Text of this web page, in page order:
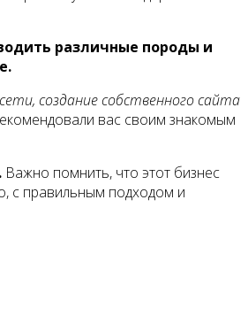
различные породы и
создание собственного сайта
вас своим знакомым
Важно помнить, что этот бизнес
с правильным подходом и